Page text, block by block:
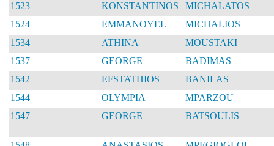
1523
KONSTANTINOS
MICHALATOS
1524
EMMANOYEL
MICHALIOS
1534
ATHINA
MOUSTAKI
1537
GEORGE
BADIMAS
1542
EFSTATHIOS
BANILAS
1544
OLYMPIA
MPARZOU
1547
GEORGE BATSOULIS